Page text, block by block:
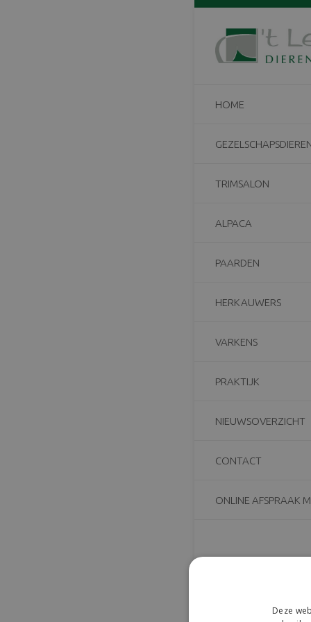
HOME
TRIMSALON
ALPACA
PAARDEN
HERKAUWERS
VARKENS
PRAKTIJK
NIEUWSOVERZICHT
CONTACT
ONLINE AFSPRAAK
Kijk uit
verminderde
veel schade
(doordat het
hebben
Let dus goed
percelen en
mogelijk via
Deze